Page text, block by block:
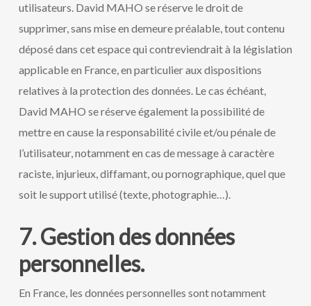
utilisateurs. David MAHO se réserve le droit de
supprimer, sans mise en demeure préalable, tout contenu
déposé dans cet espace qui contreviendrait à la législation
applicable en France, en particulier aux dispositions
relatives à la protection des données. Le cas échéant,
David MAHO se réserve également la possibilité de
mettre en cause la responsabilité civile et/ou pénale de
l’utilisateur, notamment en cas de message à caractère
raciste, injurieux, diffamant, ou pornographique, quel que
soit le support utilisé (texte, photographie…).
7. Gestion des données
personnelles.
En France, les données personnelles sont notamment